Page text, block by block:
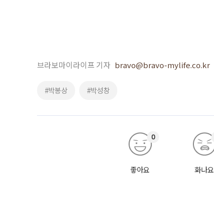
브라보마이라이프 기자 bravo@bravo-mylife.co.kr
#박봉상 #박성창
좋아요
0
화나요